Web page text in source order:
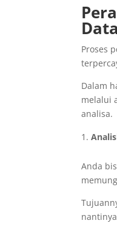
Proses
Dalam
melalui
analisa.
Anda